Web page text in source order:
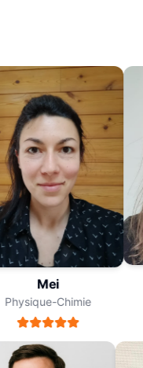
Mei
Physique-Chimie